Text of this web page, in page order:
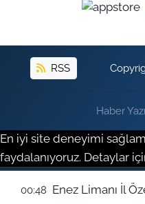
RSS
Haber
En iyi site deneyimi
faydalanıyoruz. Detaylar
00:48 Enez Limanı İl